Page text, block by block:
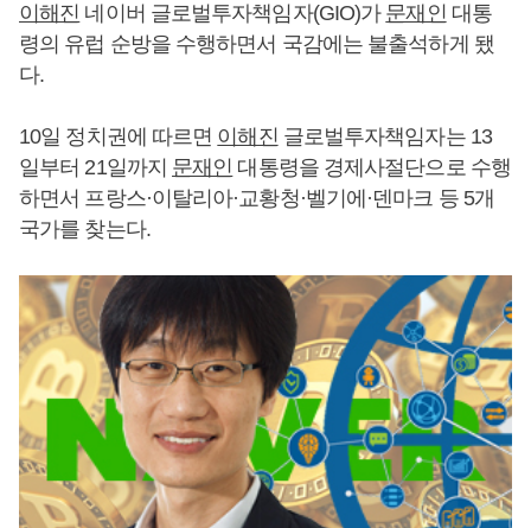
이해진 네이버 글로벌투자책임자(GIO)가 문재인 대통
령의 유럽 순방을 수행하면서 국감에는 불출석하게 됐
다.
10일 정치권에 따르면 이해진 글로벌투자책임자는 13
일부터 21일까지 문재인 대통령을 경제사절단으로 수행
하면서 프랑스·이탈리아·교황청·벨기에·덴마크 등 5개
국가를 찾는다.